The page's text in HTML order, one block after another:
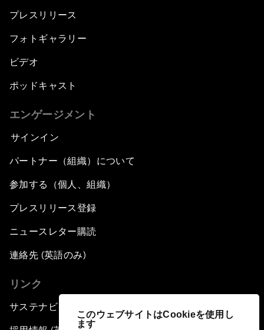
このウェブサイトはCookieを使用し
ます
プレスリリース
フォトギャラリー
ビデオ
ポッドキャスト
エンゲージメント
サインイン
パートナー（組織）について
参加する（個人、組織）
プレスリリース登録
ニュースレター購読
連絡先 (英語のみ)
リンク
サステナビリティへの取り組み